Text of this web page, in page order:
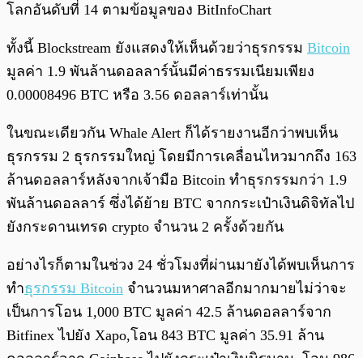
โลกอันดับที่ 14 ตามข้อมูลของ BitInfoChart
ทั้งนี้ Blockstream ยังแสดงให้เห็นด้วยว่าธุรกรรม Bitcoin
มูลค่า 1.9 พันล้านดอลลาร์นั้นมีค่าธรรมเนียมเพียง
0.00008496 BTC หรือ 3.56 ดอลลาร์เท่านั้น
ในขณะเดียวกัน Whale Alert ก็ได้รายงานอีกว่าพบเห็น
ธุรกรรม 2 ธุรกรรมใหญ่ โดยมีการเคลื่อนไหวมากถึง 163
ล้านดอลลาร์หลังจากเจ้ามือ Bitcoin ทำธุรกรรมกว่า 1.9
พันล้านดอลลาร์ ซึ่งได้ย้าย BTC จากกระเป๋าเงินดิจิทัลไป
ยังกระดานเทรด crypto จำนวน 2 ครั้งด้วยกัน
อย่างไรก็ตามในช่วง 24 ชั่วโมงที่ผ่านมายังได้พบเห็นการ
ทำธุรกรรม Bitcoin จำนวนมหาศาลอีกมากมายไม่ว่าจะ
เป็นการโอน 1,000 BTC มูลค่า 42.5 ล้านดอลลาร์จาก
Bitfinex ไปยัง Xapo,โอน 843 BTC มูลค่า 35.91 ล้าน